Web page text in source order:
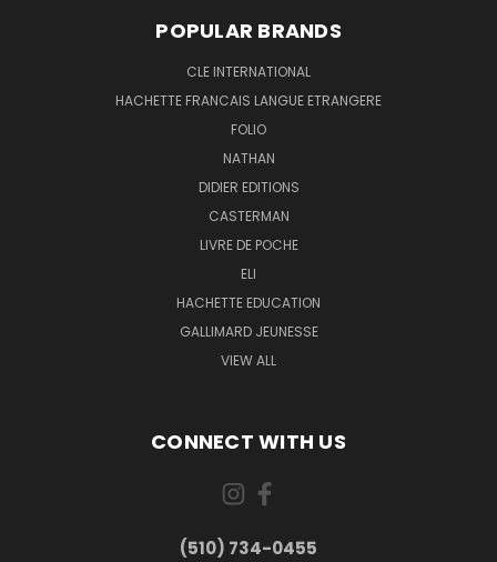
POPULAR BRANDS
CLE INTERNATIONAL
HACHETTE FRANCAIS LANGUE ETRANGERE
FOLIO
NATHAN
DIDIER EDITIONS
CASTERMAN
LIVRE DE POCHE
ELI
HACHETTE EDUCATION
GALLIMARD JEUNESSE
VIEW ALL
CONNECT WITH US
(510) 734-0455